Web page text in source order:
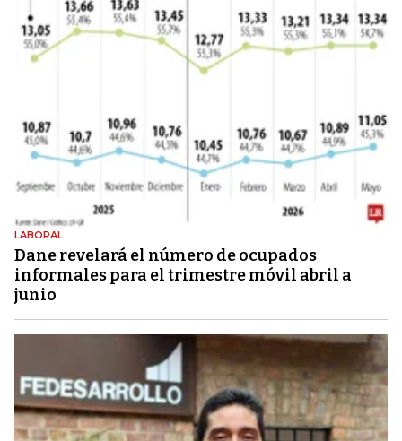
LABORAL
Dane revelará el número de ocupados
informales para el trimestre móvil abril a
junio